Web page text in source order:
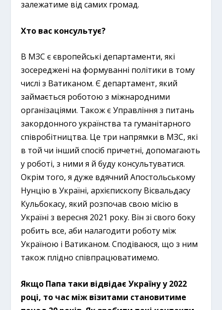
залежатиме від самих громад.
Хто вас консультує?
В МЗС є європейські департаменти, які
зосереджені на формуванні політики в тому
числі з Ватиканом. Є департамент, який
займається роботою з міжнародними
організаціями. Також є Управління з питань
закордонного українства та гуманітарного
співробітництва. Це три напрямки в МЗС, які
в той чи інший спосіб причетні, допомагають
у роботі, з ними я й буду консультуватися.
Окрім того, я дуже вдячний Апостольському
Нунцію в Україні, архієпископу Вісвальдасу
Кульбокасу, який розпочав свою місію в
Україні з вересня 2021 року. Він зі свого боку
робить все, аби налагодити роботу між
Україною і Ватиканом. Сподіваюся, що з ним
також плідно співпрацюватимемо.
Якщо Папа таки відвідає Україну у 2022
році, то час між візитами становитиме